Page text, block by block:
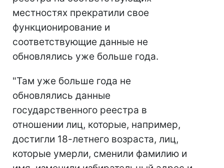
местностях прекратили свое
функционирование и
соответствующие данные не
обновлялись уже больше года.
"Там уже больше года не
обновлялись данные
государственного реестра в
отношении лиц, которые, например,
достигли 18-летнего возраста, лиц,
которые умерли, сменили фамилию и